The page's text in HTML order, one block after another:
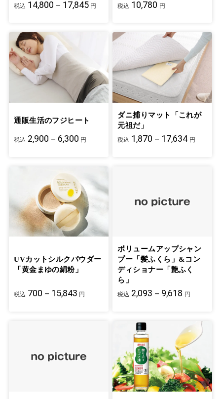
税込 14,800－17,845 円 税込 10,780 円
通販生活のフジヒート
税込 2,900－6,300 円
ダニ捕りマット「これが
元祖だ」
税込 1,870－17,634 円
UVカットシルクパウダー
「黄金まゆの絹粉」
税込 700－15,843 円
ボリュームアップシャン
プー「髪ふくら」&コン
ディショナー「艶ふく
ら」
税込 2,093－9,618 円